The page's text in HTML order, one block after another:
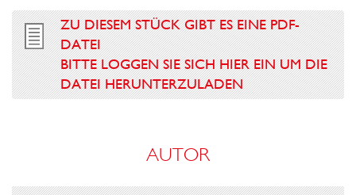
ZU DIESEM STÜCK GIBT ES EINE PDF-
DATEI
BITTE LOGGEN SIE SICH HIER EIN UM DIE
DATEI HERUNTERZULADEN
AUTOR